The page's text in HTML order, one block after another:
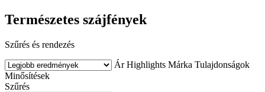
Természetes szájfények
Szűrés és rendezés
Ár Highlights Márka Tulajdonságok
Minősítések
Szűrés